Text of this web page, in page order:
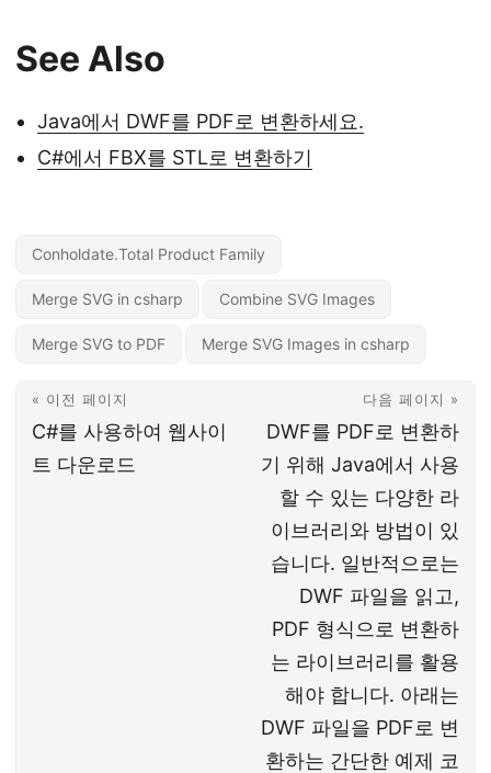
See Also
Java에서 DWF를 PDF로 변환하세요.
C#에서 FBX를 STL로 변환하기
Conholdate.Total Product Family
Merge SVG in csharp Combine SVG Images
Merge SVG to PDF Merge SVG Images in csharp
« 이전 페이지
C#를 사용하여 웹사이
트 다운로드
다음 페이지 »
DWF를 PDF로 변환하
기 위해 Java에서 사용
할 수 있는 다양한 라
이브러리와 방법이 있
습니다. 일반적으로는
DWF 파일을 읽고,
PDF 형식으로 변환하
는 라이브러리를 활용
해야 합니다. 아래는
DWF 파일을 PDF로 변
환하는 간단한 예제 코